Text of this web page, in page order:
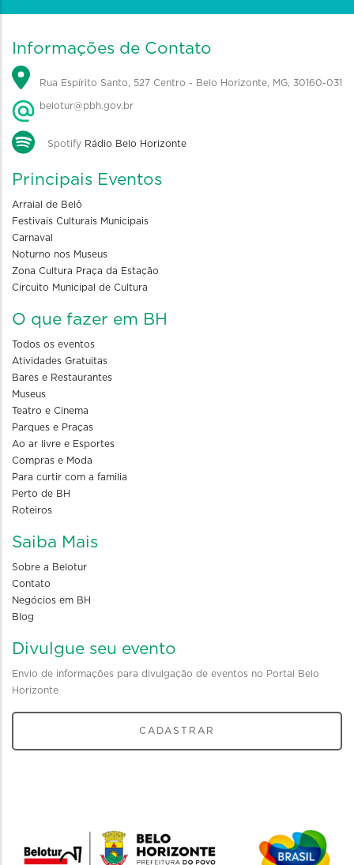
Informações de Contato
Rua Espírito Santo, 527 Centro - Belo Horizonte, MG, 30160-031
belotur@pbh.gov.br
Spotify Rádio Belo Horizonte
Principais Eventos
Arraial de Belô
Festivais Culturais Municipais
Carnaval
Noturno nos Museus
Zona Cultura Praça da Estação
Circuito Municipal de Cultura
O que fazer em BH
Todos os eventos
Atividades Gratuitas
Bares e Restaurantes
Museus
Teatro e Cinema
Parques e Praças
Ao ar livre e Esportes
Compras e Moda
Para curtir com a familia
Perto de BH
Roteiros
Saiba Mais
Sobre a Belotur
Contato
Negócios em BH
Blog
Divulgue seu evento
Envio de informações para divulgação de eventos no Portal Belo
Horizonte
CADASTRAR